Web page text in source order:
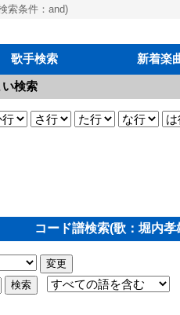
索条件：and)
歌手検索 新着楽
検索
コード譜検索(歌：堀内